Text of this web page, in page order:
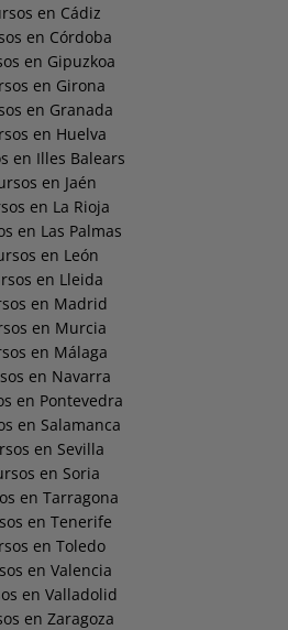
en Cádiz
en Córdoba
en Gipuzkoa
en Girona
en Granada
en Huelva
en Illes Balears
en Jaén
en La Rioja
en Las Palmas
en León
en Lleida
en Madrid
en Murcia
en Málaga
en Navarra
en Pontevedra
en Salamanca
en Sevilla
en Soria
en Tarragona
en Tenerife
en Toledo
en Valencia
en Valladolid
en Zaragoza